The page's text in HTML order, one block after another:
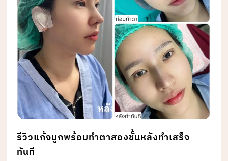
รีวิวแก้จมูกพร้อมทำตาสองชั้นหลังทำเสร็จ
ทันที